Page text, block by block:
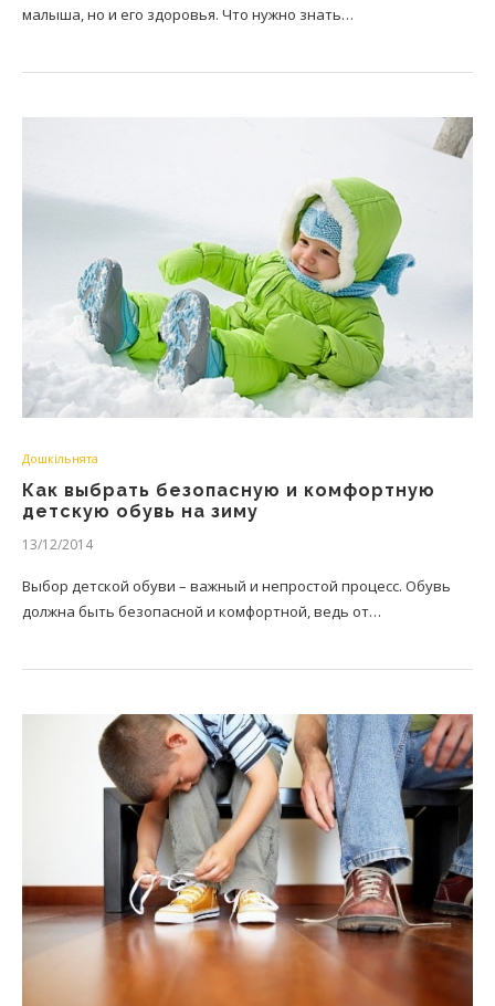
малыша, но и его здоровья. Что нужно знать…
Дошкільнята
Как выбрать безопасную и комфортную
детскую обувь на зиму
13/12/2014
Выбор детской обуви – важный и непростой процесс. Обувь
должна быть безопасной и комфортной, ведь от…